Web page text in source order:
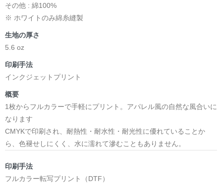
その他 : 綿100%
※ ホワイトのみ綿糸縫製
生地の厚さ
5.6 oz
印刷手法
インクジェットプリント
概要
1枚からフルカラーで手軽にプリント。アパレル風の自然な風合いに
なります
CMYKで印刷され、耐熱性・耐水性・耐光性に優れていることか
ら、色褪せしにくく、水に濡れて滲むこともありません。
印刷手法
フルカラー転写プリント（DTF）